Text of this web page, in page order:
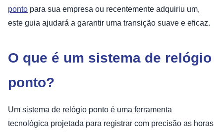
ponto para sua empresa ou recentemente adquiriu um,
este guia ajudará a garantir uma transição suave e eficaz.
O que é um sistema de relógio
ponto?
Um sistema de relógio ponto é uma ferramenta
tecnológica projetada para registrar com precisão as horas